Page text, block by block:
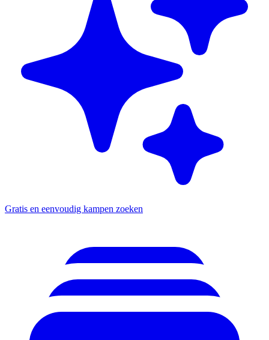
Gratis en eenvoudig kampen zoeken